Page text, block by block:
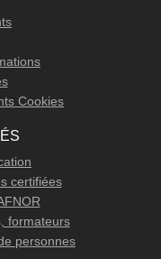
Cookies
certifiées
formateurs
personnes